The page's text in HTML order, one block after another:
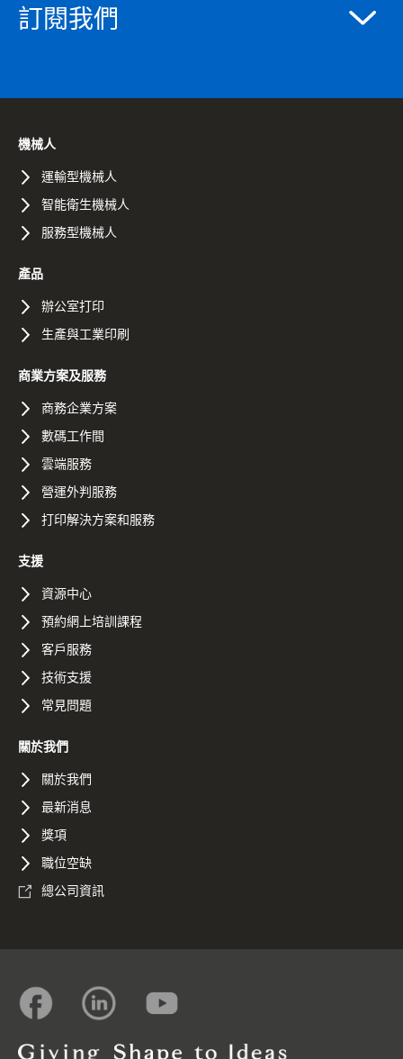
訂閱我們
機械人
運輸型機械人
智能衛生機械人
服務型機械人
產品
辦公室打印
生產與工業印刷
商業方案及服務
商務企業方案
數碼工作間
雲端服務
營運外判服務
打印解決方案和服務
支援
資源中心
預約網上培訓課程
客戶服務
技術支援
常見問題
關於我們
關於我們
最新消息
獎項
職位空缺
總公司資訊